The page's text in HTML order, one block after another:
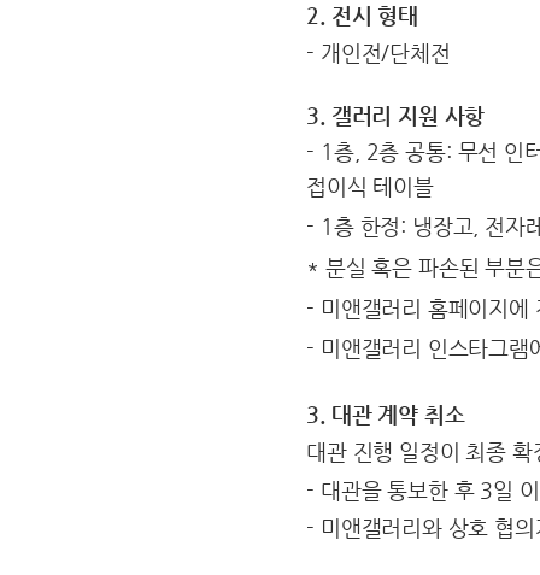
2. 전시 형태
- 개인전/단체전
3. 갤러리 지원 사항
- 1층, 2층 공통: 무선 인
접이식 테이블
- 1층 한정: 냉장고, 전자
* 분실 혹은 파손된 부분
- 미앤갤러리 홈페이지에
- 미앤갤러리 인스타그램
3. 대관 계약 취소
대관 진행 일정이 최종
- 대관을 통보한 후 3일
- 미앤갤러리와 상호 협